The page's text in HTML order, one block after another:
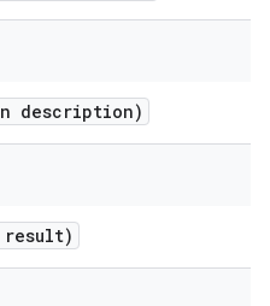
description)
result)